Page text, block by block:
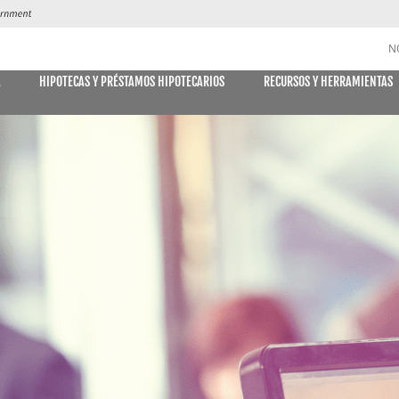
Cuenta de Ahorro Kids Club
Cuentas del mercado monetario
Tipos actuales del mercado monetario
HIPOTECAS Y PRÉSTAMOS HIPOTECARIOS RECURSOS Y HERRAMIENTAS
E DECLARACIONES
PAGO